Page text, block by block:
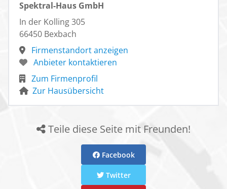
Spektral-Haus GmbH
In der Kolling 305
66450 Bexbach
Firmenstandort anzeigen
Anbieter kontaktieren
Zum Firmenprofil
Zur Hausübersicht
Teile diese Seite mit Freunden!
Facebook
Twitter